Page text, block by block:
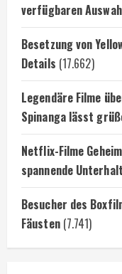
verfügbaren
Besetzung von
Details (17.662)
Legendäre Filme
Spinanga lässt
Netflix-Filme
spannende
Besucher des
Fäusten (7.741)